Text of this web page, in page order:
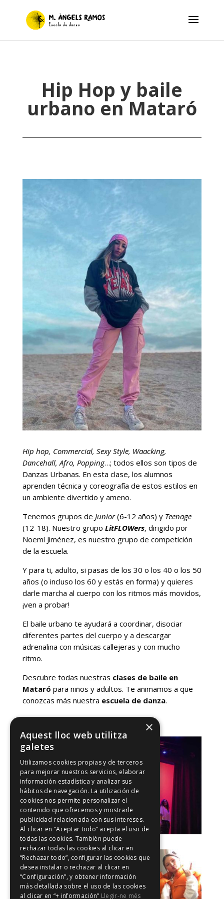
Hip Hop y baile
urbano en Mataró
Hip hop, Commercial, Sexy Style, Waacking,
Dancehall, Afro, Popping…; todos ellos son tipos de
Danzas Urbanas. En esta clase, los alumnos
aprenden técnica y coreografía de estos estilos en
un ambiente divertido y ameno.
Tenemos grupos de Junior(6-12 años) y Teenage
(12-18). Nuestro grupo LitFLOWers, dirigido por
Noemí Jiménez, es nuestro grupo de competición
de la escuela.
Y para ti, adulto, si pasas de los 30 o los 40 o los 50
años (o incluso los 60 y estás en forma) y quieres
darle marcha al cuerpo con los ritmos más movidos,
¡ven a probar!
El baile urbano te ayudará a coordinar, disociar
diferentes partes del cuerpo y a descargar
adrenalina con músicas callejeras y con mucho
ritmo.
Descubre todas nuestras clases de baile en
Mataró para niños y adultos. Te animamos a que
conozcas más nuestra escuela de danza.
×
Aquest lloc web utilitza
galetes
Utilizamos cookies propias y de terceros
para mejorar nuestros servicios, elaborar
información estadística y analizar sus
hábitos de navegación. La utilización de
cookies nos permite personalizar el
contenido que ofrecemos y mostrarle
publicidad relacionada con sus intereses.
Al clicar en “Aceptar todo” acepta el uso de
todas las cookies. También puede
rechazar todas las cookies al clicar en
“Rechazar todo”, configurar las cookies que
desea instalar o rechazar al clicar en
“Configuración”, y obtener información
más detallada sobre el uso de las cookies
al clicar en “+ información” Llegir-ne més